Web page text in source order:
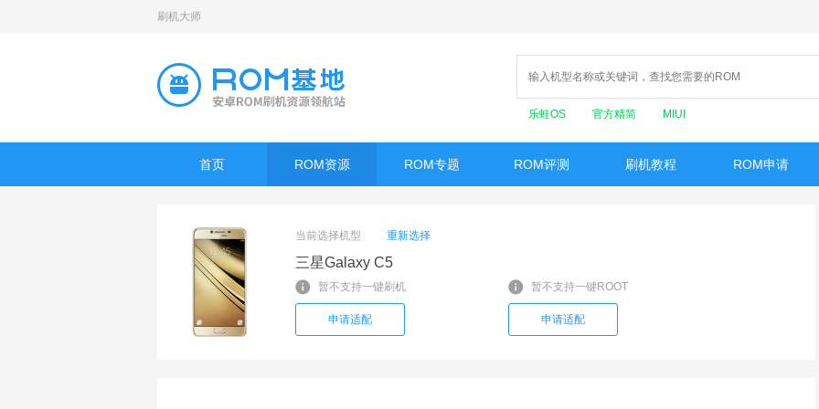
刷机大师
乐蛙OS 官方精简 MIUI
首页 ROM资源 ROM专题 ROM评测 刷机教程 ROM申请
当前选择机型 重新选择
三星Galaxy C5
暂不支持一键刷机
申请适配
暂不支持一键ROOT
申请适配